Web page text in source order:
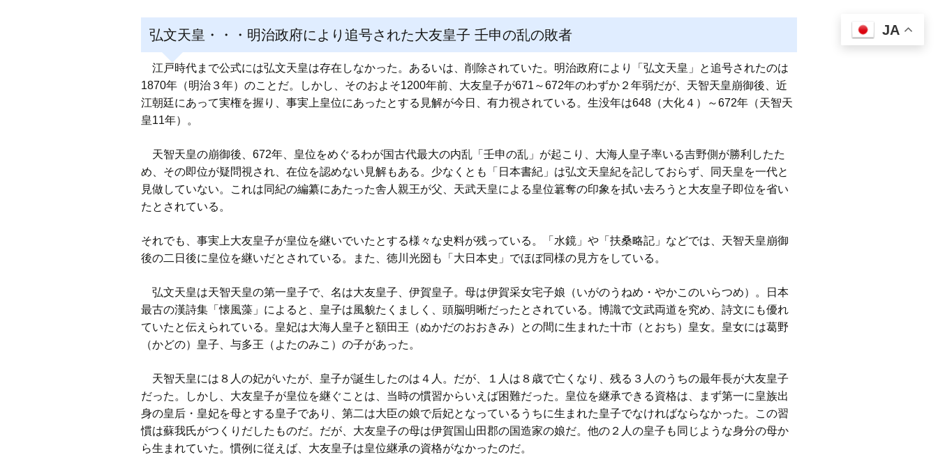
弘文天皇・・・明治政府により追号された大友皇子 壬申の乱の敗者
江戸時代まで公式には弘文天皇は存在しなかった。あるいは、削除されていた。明治政府により「弘文天皇」と追号されたのは
1870年（明治３年）のことだ。しかし、そのおよそ1200年前、大友皇子が671～672年のわずか２年弱だが、天智天皇崩御後、近
江朝廷にあって実権を握り、事実上皇位にあったとする見解が今日、有力視されている。生没年は648（大化４）～672年（天智天
皇11年）。
天智天皇の崩御後、672年、皇位をめぐるわが国古代最大の内乱「壬申の乱」が起こり、大海人皇子率いる吉野側が勝利したた
め、その即位が疑問視され、在位を認めない見解もある。少なくとも「日本書紀」は弘文天皇紀を記しておらず、同天皇を一代と
見做していない。これは同紀の編纂にあたった舎人親王が父、天武天皇による皇位簒奪の印象を拭い去ろうと大友皇子即位を省い
たとされている。
それでも、事実上大友皇子が皇位を継いでいたとする様々な史料が残っている。「水鏡」や「扶桑略記」などでは、天智天皇崩御
後の二日後に皇位を継いだとされている。また、徳川光圀も「大日本史」でほぼ同様の見方をしている。
弘文天皇は天智天皇の第一皇子で、名は大友皇子、伊賀皇子。母は伊賀采女宅子娘（いがのうねめ・やかこのいらつめ）。日本
最古の漢詩集「懐風藻」によると、皇子は風貌たくましく、頭脳明晰だったとされている。博識で文武両道を究め、詩文にも優れ
ていたと伝えられている。皇妃は大海人皇子と額田王（ぬかだのおおきみ）との間に生まれた十市（とおち）皇女。皇女には葛野
（かどの）皇子、与多王（よたのみこ）の子があった。
天智天皇には８人の妃がいたが、皇子が誕生したのは４人。だが、１人は８歳で亡くなり、残る３人のうちの最年長が大友皇子
だった。しかし、大友皇子が皇位を継ぐことは、当時の慣習からいえば困難だった。皇位を継承できる資格は、まず第一に皇族出
身の皇后・皇妃を母とする皇子であり、第二は大臣の娘で后妃となっているうちに生まれた皇子でなければならなかった。この習
慣は蘇我氏がつくりだしたものだ。だが、大友皇子の母は伊賀国山田郡の国造家の娘だ。他の２人の皇子も同じような身分の母か
ら生まれていた。慣例に従えば、大友皇子は皇位継承の資格がなかったのだ。
JA